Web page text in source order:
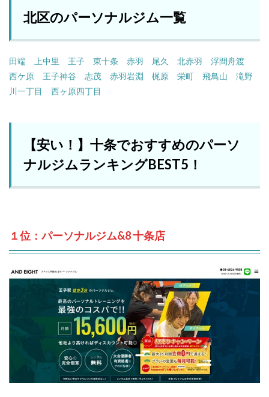
北区のパーソナルジム一覧
田端 上中里 王子 東十条 赤羽 尾久 北赤羽
浮間舟渡
西ケ原
王子神谷 志茂 赤羽岩淵 梶原 栄町 飛鳥山
滝野
川一丁目
西ヶ原四丁目
【安い！】十条でおすすめのパーソ
ナルジムランキングBEST5！
１位：パーソナルジム&8 十条店